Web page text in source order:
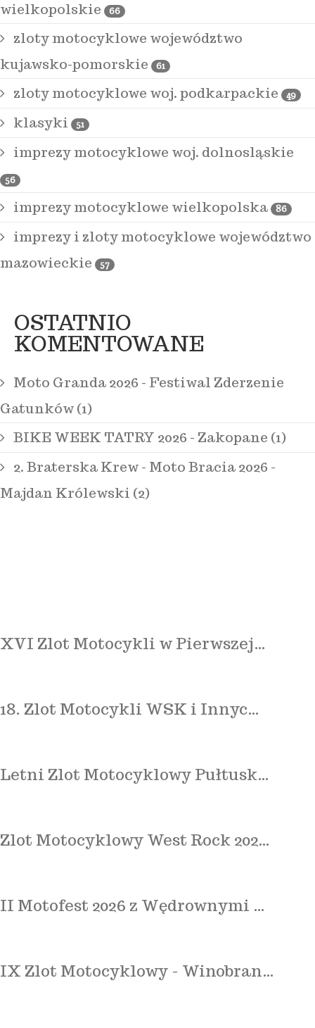
wielkopolskie 66
zloty motocyklowe województwo
kujawsko-pomorskie
61
zloty motocyklowe woj. podkarpackie 49
klasyki 51
imprezy motocyklowe woj. dolnosląskie
56
imprezy motocyklowe wielkopolska 86
imprezy i zloty motocyklowe województwo
mazowieckie
57
OSTATNIO
KOMENTOWANE
Moto Granda 2026 - Festiwal Zderzenie
Gatunków (1)
BIKE WEEK TATRY 2026 - Zakopane (1)
2. Braterska Krew - Moto Bracia 2026 -
Majdan Królewski (2)
XVI Zlot Motocykli w Pierwszej…
18. Zlot Motocykli WSK i Innyc…
Letni Zlot Motocyklowy Pułtusk…
Zlot Motocyklowy West Rock 202…
II Motofest 2026 z Wędrownymi …
IX Zlot Motocyklowy - Winobran…